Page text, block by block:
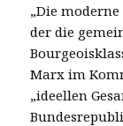
„Die
der die
Marx im
„ideellen